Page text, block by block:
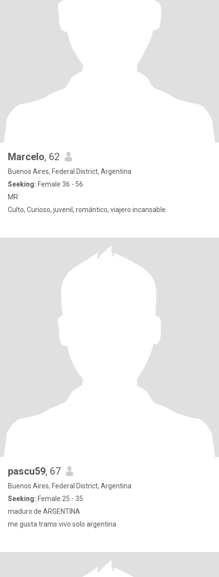
Marcelo, 62
Buenos Aires, Federal District, Argentina
Seeking: Female 36 - 56
MR
Culto, Curioso, juvenil, romántico, viajero incansable.
pascu59, 67
Buenos Aires, Federal District, Argentina
Seeking: Female 25 - 35
maduro de ARGENTINA
me gusta trams vivo solo argentina